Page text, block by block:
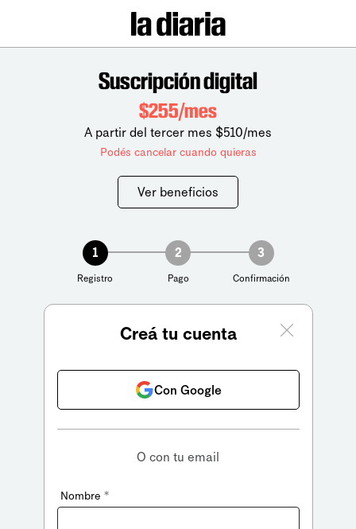
Suscripción digital
$255/mes
A partir del tercer mes $510/mes
Podés cancelar cuando quieras
Ver beneficios
1
Registro
2
Pago
3
Confirmación
Creá tu cuenta
Con Google
O con tu email
Nombre *